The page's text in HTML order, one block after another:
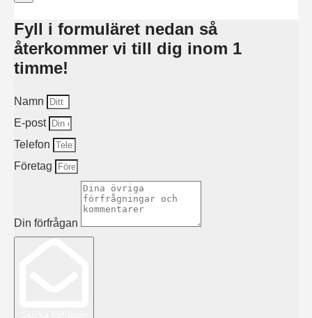
Fyll i formuläret nedan så
återkommer vi till dig inom 1
timme!
Namn
E-post
Telefon
Företag
Din förfrågan